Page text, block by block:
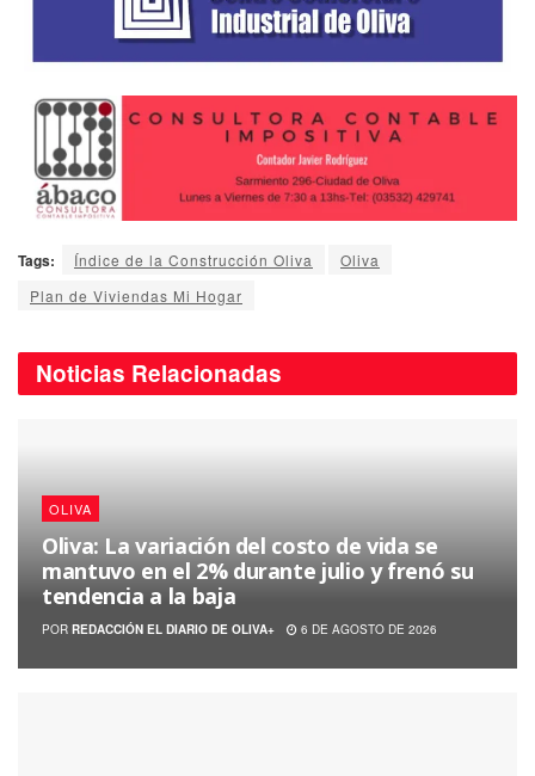
Tags: Índice de la Construcción Oliva
Oliva
Plan de Viviendas Mi Hogar
Noticias Relacionadas
OLIVA
Oliva: La variación del costo de vida se
mantuvo en el 2% durante julio y frenó su
tendencia a la baja
POR REDACCIÓN EL DIARIO DE OLIVA+ 6 DE AGOSTO DE 2026